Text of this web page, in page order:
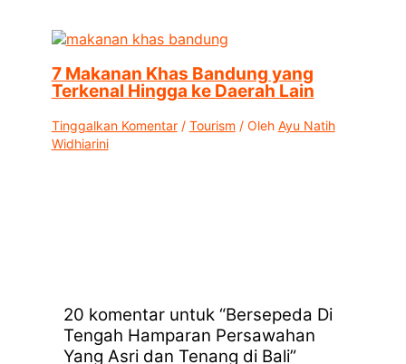
7 Makanan Khas Bandung yang
Terkenal Hingga ke Daerah Lain
Tinggalkan Komentar / Tourism / Oleh Ayu Natih
Widhiarini
20 komentar untuk “Bersepeda Di
Tengah Hamparan Persawahan
Yang Asri dan Tenang di Bali”